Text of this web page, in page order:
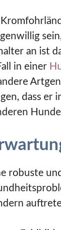
an ist
in einer
dass er
robuste